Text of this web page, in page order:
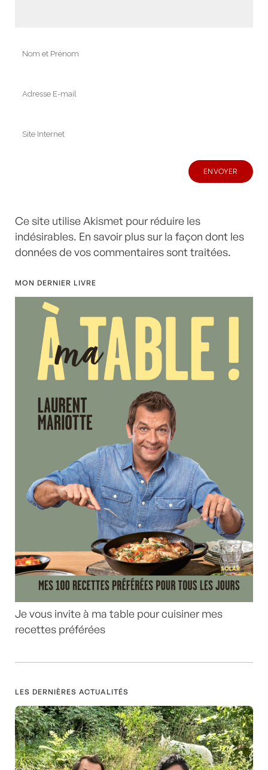
Ce site utilise Akismet pour réduire les
indésirables. En savoir plus sur la façon dont les
données de vos commentaires sont traitées.
MON DERNIER LIVRE
Je vous invite à ma table pour cuisiner mes
recettes préférées
LES DERNIÈRES ACTUALITÉS